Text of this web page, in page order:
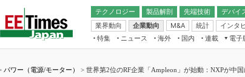
テクノロジー 製品解剖
先端技術
電池／エネルギー
デバイ
アナログ
業界動向
企業動向 M&A 統計 インタ
フィジカルAI
特集 ニュース 海外 国内
連載
福田昭のデバイス通信
電子
パワー（電源/モーター） > 世界第2位のRF企業「Ampleon」が始動：NXPが中国